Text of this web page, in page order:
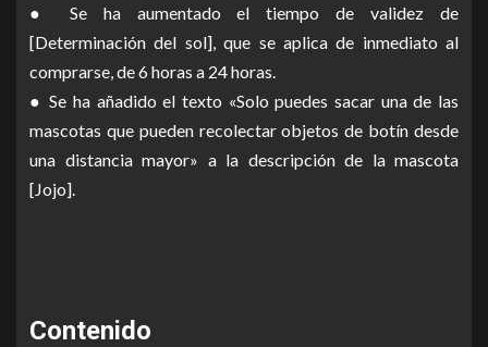
● Se ha aumentado el tiempo de validez de
[Determinación del sol], que se aplica de inmediato al
comprarse, de 6 horas a 24 horas.
● Se ha añadido el texto «Solo puedes sacar una de las
mascotas que pueden recolectar objetos de botín desde
una distancia mayor» a la descripción de la mascota
[Jojo].
Contenido